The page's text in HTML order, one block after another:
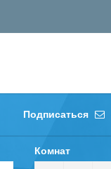
Подписаться
Комнат